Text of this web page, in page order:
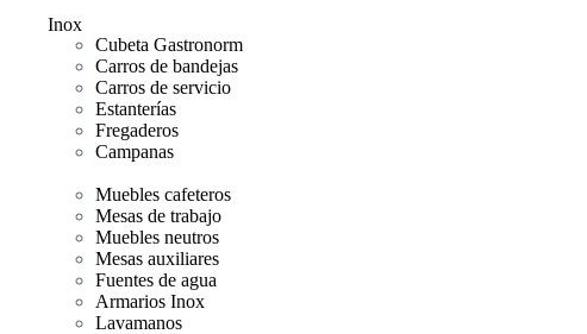
Inox
Cubeta Gastronorm
Carros de bandejas
Carros de servicio
Estanterías
Fregaderos
Campanas
Muebles cafeteros
Mesas de trabajo
Muebles neutros
Mesas auxiliares
Fuentes de agua
Armarios Inox
Lavamanos